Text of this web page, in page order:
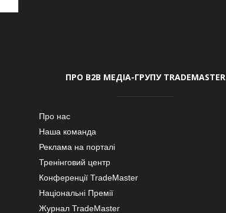
ПРО В2В МЕДІА-ГРУПУ TRADEMASTER
Про нас
Наша команда
Реклама на порталі
Тренінговий центр
Конференції TradeMaster
Національні Премії
Журнал TradeMaster